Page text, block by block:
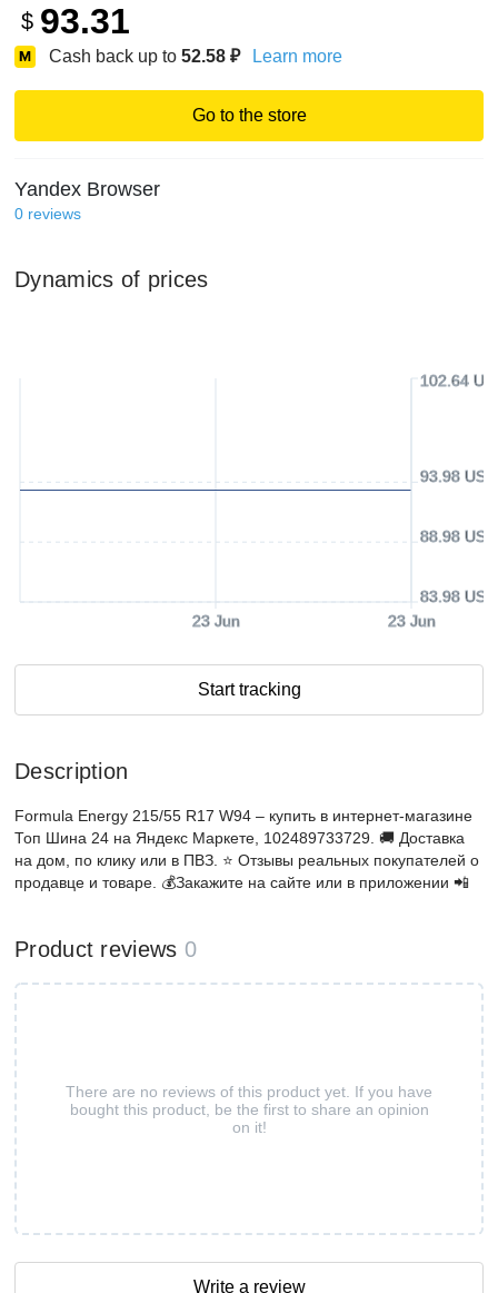
$ 93.31
Cash back up to 52.58 ₽ Learn more
Go to the store
Yandex Browser
0 reviews
Dynamics of prices
23 Jun 23 Jun
83.98 USD
88.98 USD
93.98 USD
102.64
Start tracking
Description
Formula Energy 215/55 R17 W94 – купить в интернет-магазине
Топ Шина 24 на Яндекс Маркете, 102489733729. 🚚 Доставка
на дом, по клику или в ПВЗ. ⭐️ Отзывы реальных покупателей о
продавце и товаре. 💰Закажите на сайте или в приложении 📲
Product reviews 0
There are no reviews of this product yet. If you have
bought this product, be the first to share an opinion
on it!
Write a review